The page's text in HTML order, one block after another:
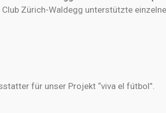
Club Zürich-Waldegg unterstützte
für unser Projekt “viva el fútbol”.